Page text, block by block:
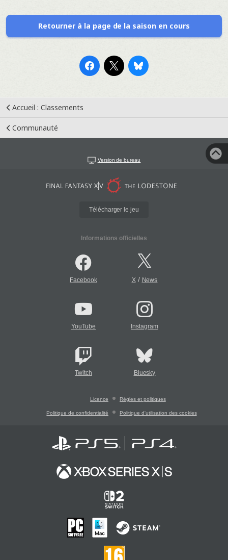
Retourner à la page de la saison en cours
Accueil : Classements
Communauté
Version de bureau
Télécharger le jeu
Informations officielles
Facebook X/ News
YouTube Instagram
Twitch Bluesky
Licence Règles et politiques
Politique de confidentialité Politique d'utilisation des cookies